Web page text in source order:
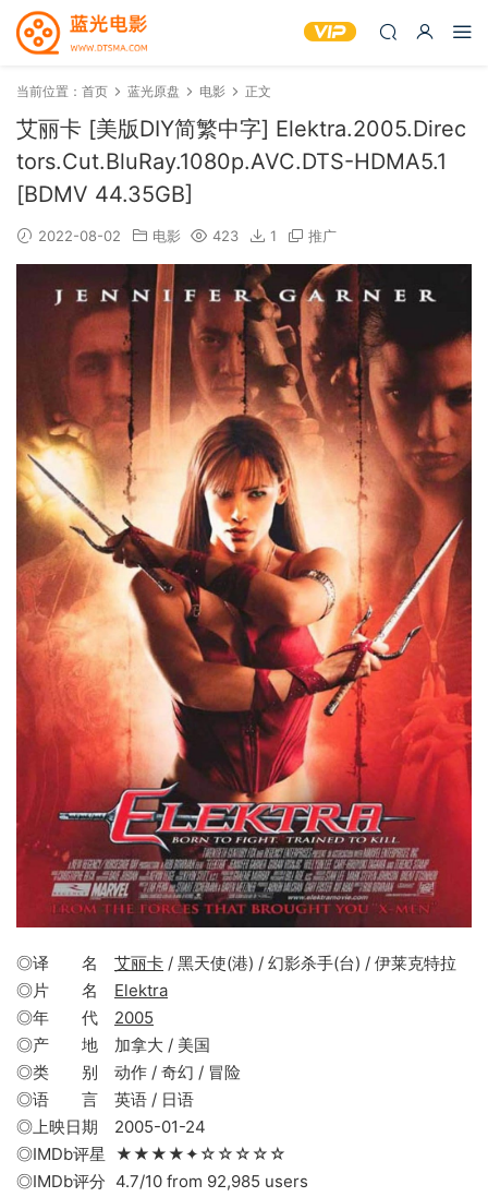
当前位置： 首页 蓝光原盘 电影 正文
艾丽卡 [美版DIY简繁中字] Elektra.2005.Direc
tors.Cut.BluRay.1080p.AVC.DTS-HDMA5.1
[BDMV 44.35GB]
2022-08-02 电影 423 1 推广
◎译 名 艾丽卡 / 黑天使(港) / 幻影杀手(台) / 伊莱克特拉
◎片 名 Elektra
◎年 代 2005
◎产 地 加拿大 / 美国
◎类 别 动作 / 奇幻 / 冒险
◎语 言 英语 / 日语
◎上映日期 2005-01-24
◎IMDb评星 ★★★★✦☆☆☆☆☆
◎IMDb评分 4.7/10 from 92,985 users